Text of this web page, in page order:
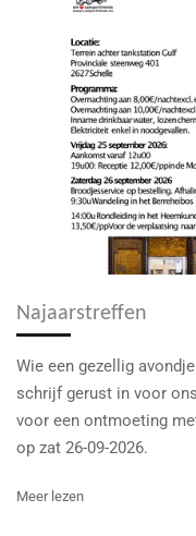
Najaarstreffen
Wie een gezellig
schrijf gerust in voor
voor een ontmoeting
op zat 26-09-2026.
Meer lezen